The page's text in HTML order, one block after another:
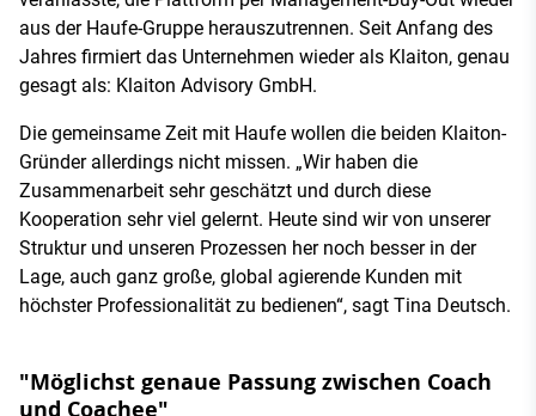
aus der Haufe-Gruppe herauszutrennen. Seit Anfang des
Jahres firmiert das Unternehmen wieder als Klaiton, genau
gesagt als: Klaiton Advisory GmbH.
Die gemeinsame Zeit mit Haufe wollen die beiden Klaiton-
Gründer allerdings nicht missen. „Wir haben die
Zusammenarbeit sehr geschätzt und durch diese
Kooperation sehr viel gelernt. Heute sind wir von unserer
Struktur und unseren Prozessen her noch besser in der
Lage, auch ganz große, global agierende Kunden mit
höchster Professionalität zu bedienen“, sagt Tina Deutsch.
"Möglichst genaue Passung zwischen Coach
und Coachee"